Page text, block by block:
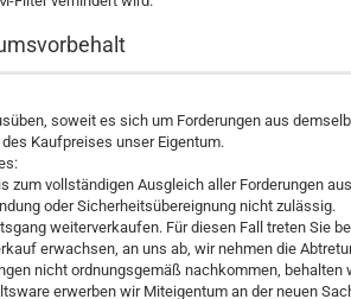
soweit es sich um Forderungen aus
Kaufpreises unser Eigentum.
zum vollständigen Ausgleich aller Forderungen
oder Sicherheitsübereignung nicht zulässig.
weiterverkaufen. Für diesen Fall treten Sie
erwachsen, an uns ab, wir nehmen die
nicht ordnungsgemäß nachkommen, behalten
erwerben wir Miteigentum an der neuen